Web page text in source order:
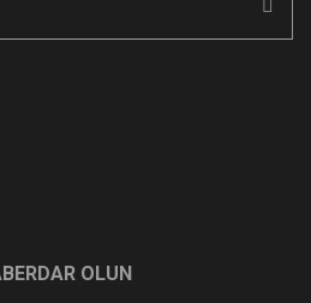
OLUN